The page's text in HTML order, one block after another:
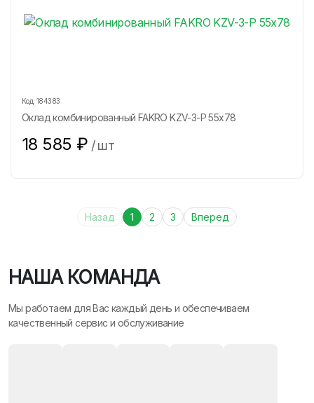
Код: 184383
Оклад комбинированный FAKRO KZV-3-P 55х78
18 585 ₽ /шт
Назад 1 2 3 Вперед
НАША КОМАНДА
Мы работаем для Вас каждый день и обеспечиваем
качественный сервис и обслуживание